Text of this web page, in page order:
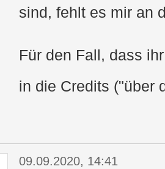
sind, fehlt es mir an
Für den Fall, dass
in die Credits
09.09.2020, 14:41